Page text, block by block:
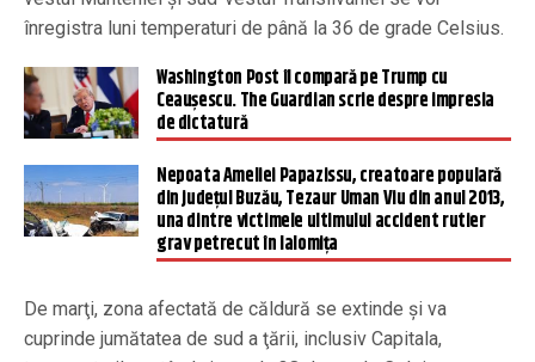
înregistra luni temperaturi de până la 36 de grade Celsius.
Washington Post îl compară pe Trump cu
Ceaușescu. The Guardian scrie despre impresia
de dictatură
Nepoata Ameliei Papazissu, creatoare populară
din judeţul Buzău, Tezaur Uman Viu din anul 2013,
una dintre victimele ultimului accident rutier
grav petrecut în Ialomiţa
De marţi, zona afectată de căldură se extinde şi va
cuprinde jumătatea de sud a ţării, inclusiv Capitala,